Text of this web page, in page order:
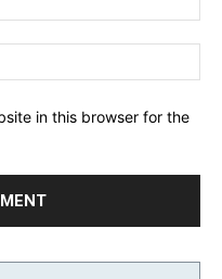
in this browser for the